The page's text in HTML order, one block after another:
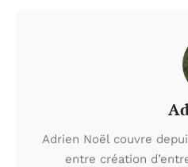
Adrien Noël couvre
entre création